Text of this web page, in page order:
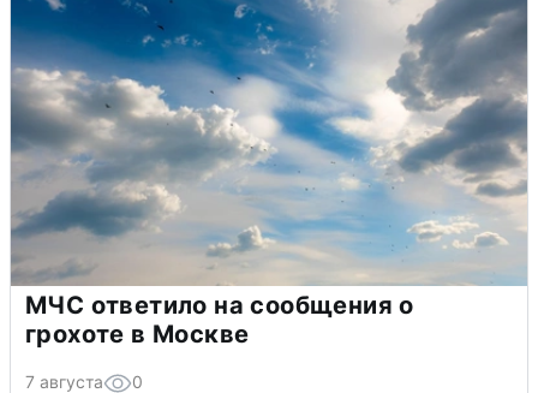
МЧС ответило на сообщения о
грохоте в Москве
7 августа 0